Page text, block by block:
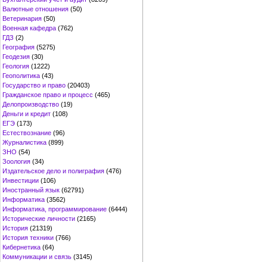
Валютные отношения (50)
Ветеринария (50)
Военная кафедра (762)
ГДЗ (2)
География (5275)
Геодезия (30)
Геология (1222)
Геополитика (43)
Государство и право (20403)
Гражданское право и процесс (465)
Делопроизводство (19)
Деньги и кредит (108)
ЕГЭ (173)
Естествознание (96)
Журналистика (899)
ЗНО (54)
Зоология (34)
Издательское дело и полиграфия (476)
Инвестиции (106)
Иностранный язык (62791)
Информатика (3562)
Информатика, программирование (6444)
Исторические личности (2165)
История (21319)
История техники (766)
Кибернетика (64)
Коммуникации и связь (3145)